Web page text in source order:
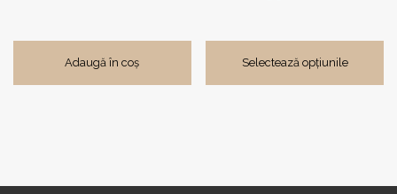
Adaugă în coș
până
la
Selectează opțiunile